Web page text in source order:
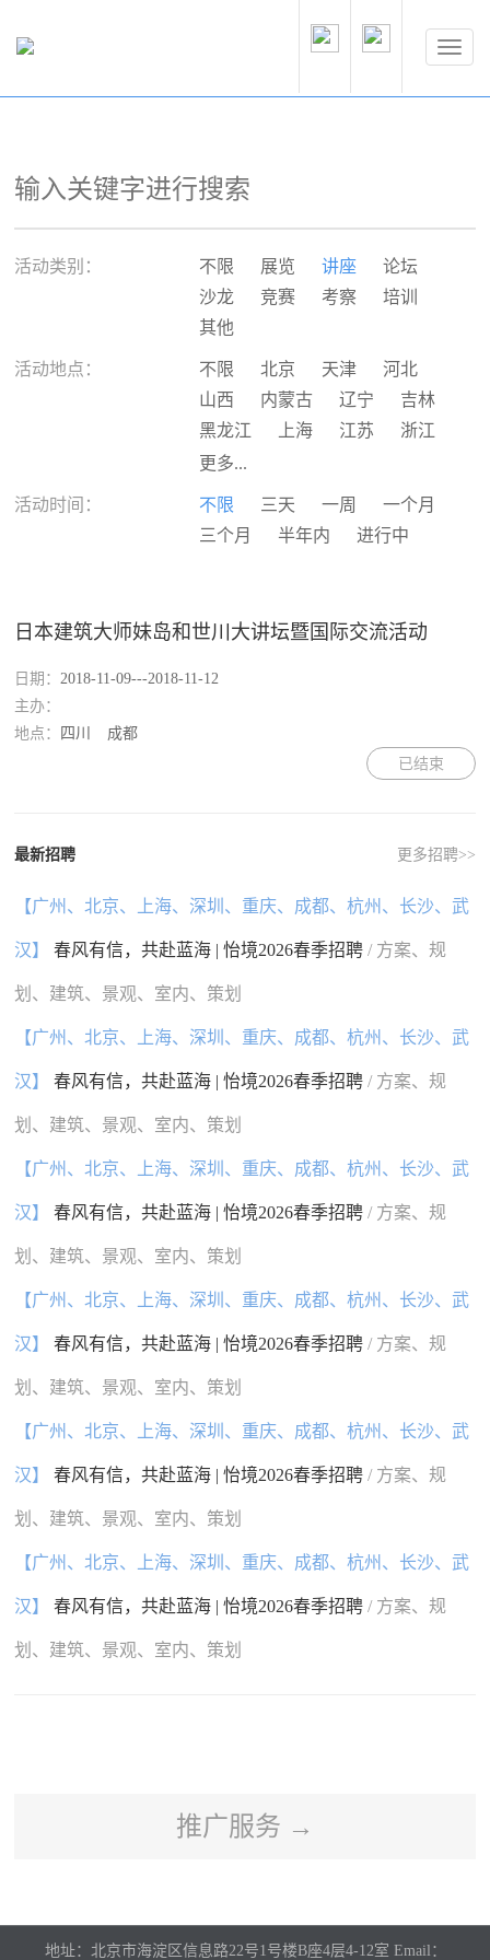
活动类别： 不限 展览 讲座
论坛
沙龙
竞赛 考察
培训
其他
活动地点： 不限 北京 天津
河北
山西
内蒙古 辽宁
吉林
黑龙江
上海 江苏
浙江
安徽
广东
广西
海南 重庆
四川
更多...
活动时间： 不限 三天 一周
一个月
三个月
半年内 进行中
日本建筑大师妹岛和世川大讲坛暨国际交流活动
日期：2018-11-09---2018-11-12
主办：
地点：
四川
成都
已结束
最新招聘 更多招聘>>
【广州、北京、上海、深圳、重庆、成都、杭州、长沙、武
汉】 春风有信，共赴蓝海 | 怡境2026春季招聘/ 方案、规
划、建筑、景观、室内、策划
【广州、北京、上海、深圳、重庆、成都、杭州、长沙、武
汉】 春风有信，共赴蓝海 | 怡境2026春季招聘/ 方案、规
划、建筑、景观、室内、策划
【广州、北京、上海、深圳、重庆、成都、杭州、长沙、武
汉】 春风有信，共赴蓝海 | 怡境2026春季招聘/ 方案、规
划、建筑、景观、室内、策划
【广州、北京、上海、深圳、重庆、成都、杭州、长沙、武
汉】 春风有信，共赴蓝海 | 怡境2026春季招聘/ 方案、规
划、建筑、景观、室内、策划
【广州、北京、上海、深圳、重庆、成都、杭州、长沙、武
汉】 春风有信，共赴蓝海 | 怡境2026春季招聘/ 方案、规
划、建筑、景观、室内、策划
【广州、北京、上海、深圳、重庆、成都、杭州、长沙、武
汉】 春风有信，共赴蓝海 | 怡境2026春季招聘/ 方案、规
划、建筑、景观、室内、策划
推广服务 →
地址：北京市海淀区信息路22号1号楼B座4层4-12室 Email：